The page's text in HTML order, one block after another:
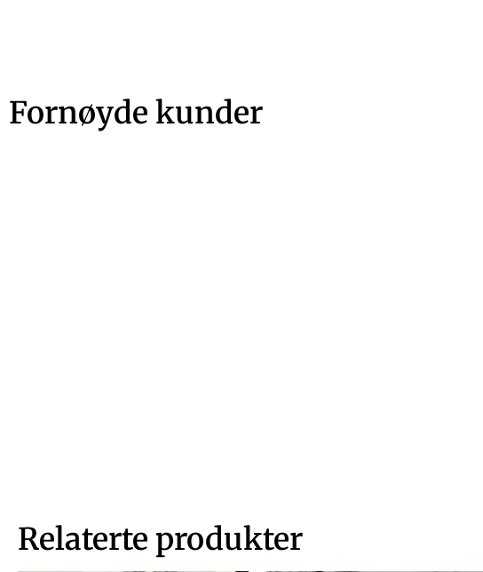
Fornøyde kunder
Relaterte produkter